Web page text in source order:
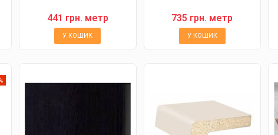
441 грн. метр
У КОШИК
735 грн. метр
У КОШИК